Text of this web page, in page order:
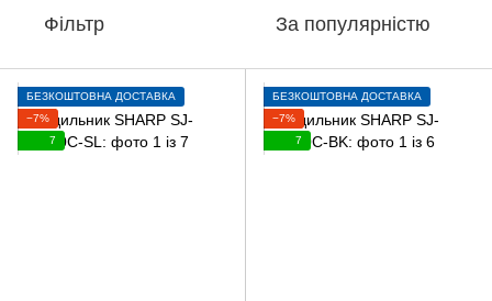
Фільтр За популярністю
БЕЗКОШТОВНА ДОСТАВКА
−7%
7
БЕЗКОШТОВНА ДОСТАВКА
−7%
7